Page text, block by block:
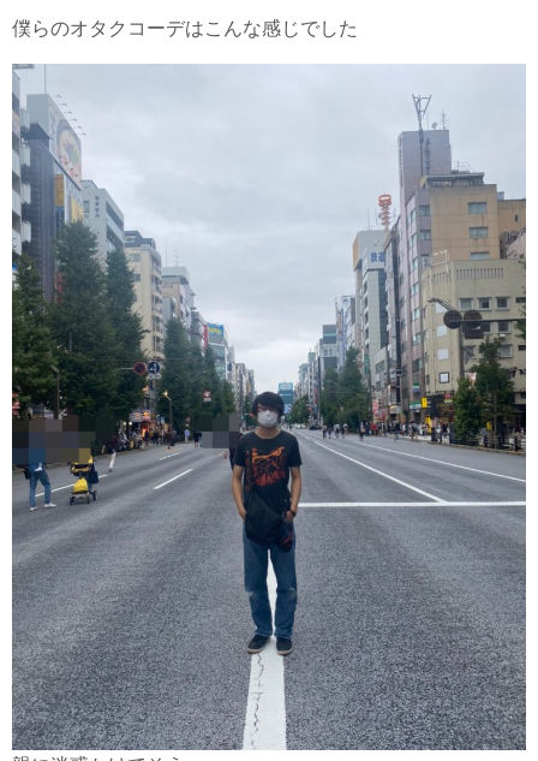
僕らのオタクコーデはこんな感じでした